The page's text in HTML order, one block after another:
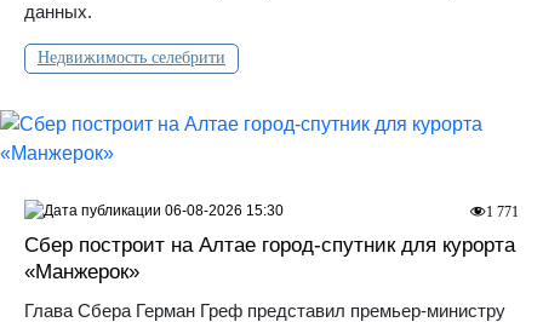
данных.
Недвижимость селебрити
Сбер построит на Алтае город-спутник для курорта
«Манжерок»
Глава Сбера Герман Греф представил премьер-министру
1 771
06-08-2026 15:30